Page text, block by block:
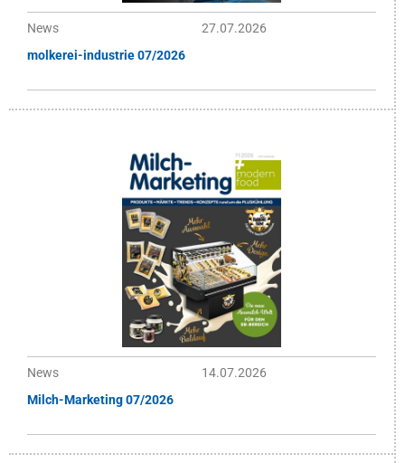
News
27.07.2026
molkerei-industrie 07/2026
News
14.07.2026
Milch-Marketing 07/2026